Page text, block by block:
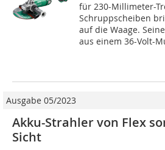
für 230-Millimeter-
Schruppscheiben
auf die Waage.
aus einem 36-Volt-
Ausgabe 05/2023
Akku-Strahler von Flex
Sicht